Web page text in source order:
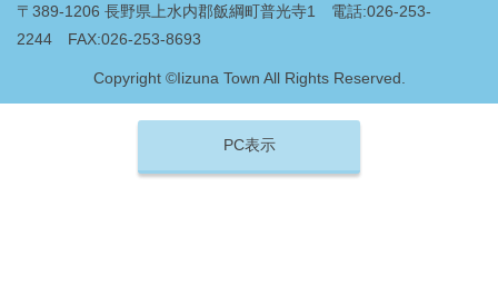
〒389-1206 長野県上水内郡飯綱町普光寺1 電話:026-253-
2244 FAX:026-253-8693
Copyright ©Iizuna Town All Rights Reserved.
PC表示